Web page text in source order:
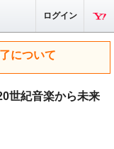
ログイン
について
世紀音楽から未来